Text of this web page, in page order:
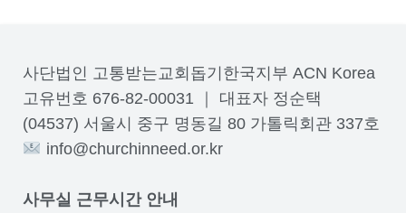
사단법인 고통받는교회돕기한국지부 ACN Korea
고유번호 676-82-00031 ｜ 대표자 정순택
(04537) 서울시 중구 명동길 80 가톨릭회관 337호
info@churchinneed.or.kr
사무실 근무시간 안내